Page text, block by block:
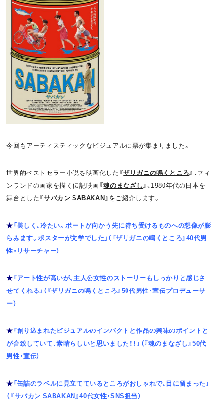
今回もアーティスティックなビジュアルに票が集まりました。
世界的ベストセラー小説を映画化した 『ザリガニの鳴くところ』、フィ
ンランドの画家を描く伝記映画『魂のまなざし 』、1980年代の日本を
舞台とした『サバカン SABAKAN』 をご紹介します。
★「美しく、冷たい。ボートが向かう先に待ち受けるものへの想像が膨
らみます。ポスターが文学でした」（『ザリガニの鳴くところ』40代男
性・リサーチャー）
★「アート性が高いが、主人公女性のストーリーもしっかりと感じさ
せてくれる」（『ザリガニの鳴くところ』50代男性・宣伝プロデューサ
ー）
★「創り込まれたビジュアルのインパクトと作品の興味のポイントと
が合致していて、素晴らしいと思いました！！」（『魂のまなざし』50代
男性・宣伝）
★「缶詰のラベルに見立てているところがおしゃれで、目に留まった」
（『サバカン SABAKAN』40代女性・SNS担当）